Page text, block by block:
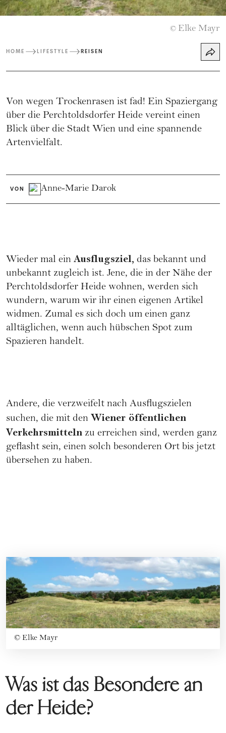
© Elke Mayr
HOME LIFESTYLE REISEN
Von wegen Trockenrasen ist fad! Ein Spaziergang
über die Perchtoldsdorfer Heide vereint einen
Blick über die Stadt Wien und eine spannende
Artenvielfalt.
VON Anne-Marie Darok
Wieder mal ein Ausflugsziel, das bekannt und
unbekannt zugleich ist. Jene, die in der Nähe der
Perchtoldsdorfer Heide wohnen, werden sich
wundern, warum wir ihr einen eigenen Artikel
widmen. Zumal es sich doch um einen ganz
alltäglichen, wenn auch hübschen Spot zum
Spazieren handelt.
Andere, die verzweifelt nach Ausflugszielen
suchen, die mit den Wiener öffentlichen
Verkehrsmitteln zu erreichen sind, werden ganz
geflasht sein, einen solch besonderen Ort bis jetzt
übersehen zu haben.
© Elke Mayr
Was ist das Besondere an
der Heide?